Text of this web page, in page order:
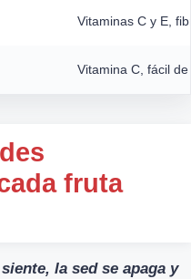
Vitaminas C y E,
Vitamina C, fácil
fruta
la sed se apaga y